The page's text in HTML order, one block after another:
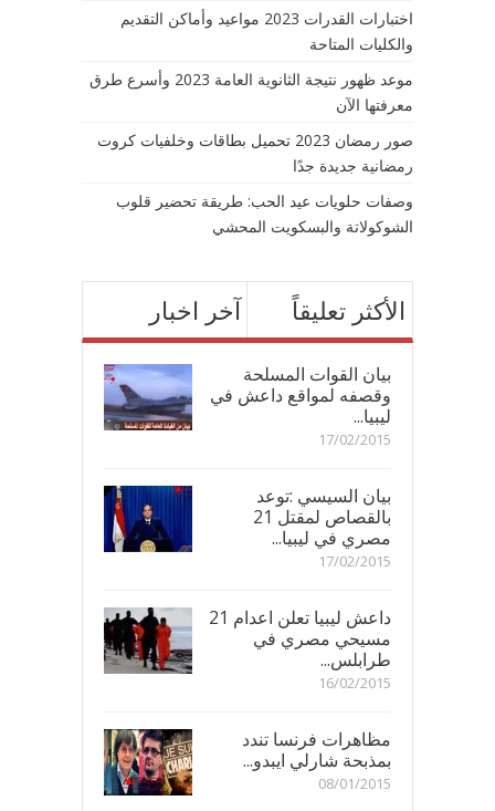
اختبارات القدرات 2023 مواعيد وأماكن التقديم
والكليات المتاحة
موعد ظهور نتيجة الثانوية العامة 2023 وأسرع طرق
معرفتها الآن
صور رمضان 2023 تحميل بطاقات وخلفيات كروت
رمضانية جديدة جدًا
وصفات حلويات عيد الحب: طريقة تحضير قلوب
الشوكولاتة والبسكويت المحشي
آخر اخبار الأكثر تعليقاً
بيان القوات المسلحة
وقصفه لمواقع داعش في
ليبيا...
17/02/2015
بيان السيسي :توعد
بالقصاص لمقتل 21
مصري في ليبيا...
17/02/2015
داعش ليبيا تعلن اعدام 21
مسيحي مصري في
طرابلس...
16/02/2015
مظاهرات فرنسا تندد
بمذبحة شارلي ايبدو...
08/01/2015